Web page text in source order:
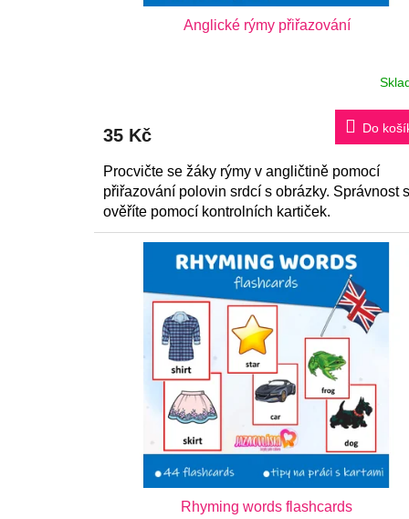
Anglické rýmy přiřazování
35 Kč Do
Procvičte se žáky rýmy v angličtině pomocí
přiřazování polovin srdcí s obrázky. Správnost
ověříte pomocí kontrolních kartiček.
Rhyming words flashcards